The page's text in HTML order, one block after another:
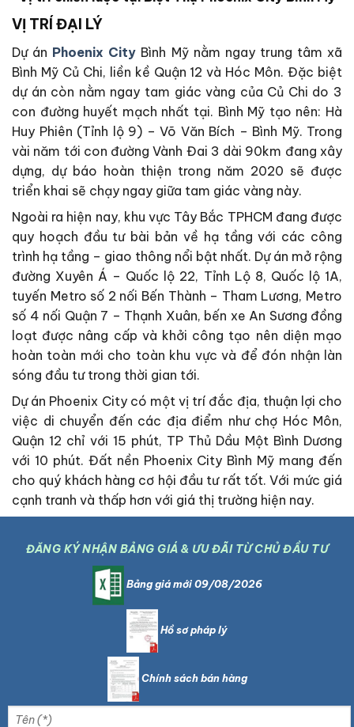
VỊ TRÍ ĐẠI LÝ
Dự án Phoenix City Bình Mỹ nằm ngay trung tâm xã
Bình Mỹ Củ Chi, liền kề Quận 12 và Hóc Môn. Đặc biệt
dự án còn nằm ngay tam giác vàng của Củ Chi do 3
con đường huyết mạch nhất tại. Bình Mỹ tạo nên: Hà
Huy Phiên (Tỉnh lộ 9) – Võ Văn Bích – Bình Mỹ. Trong
vài năm tới con đường Vành Đai 3 dài 90km đang xây
dựng, dự báo hoàn thiện trong năm 2020 sẽ được
triển khai sẽ chạy ngay giữa tam giác vàng này.
Ngoài ra hiện nay, khu vực Tây Bắc TPHCM đang được
quy hoạch đầu tư bài bản về hạ tầng với các công
trình hạ tầng – giao thông nổi bật nhất. Dự án mở rộng
đường Xuyên Á – Quốc lộ 22, Tỉnh Lộ 8, Quốc lộ 1A,
tuyến Metro số 2 nối Bến Thành – Tham Lương, Metro
số 4 nối Quận 7 – Thạnh Xuân, bến xe An Sương đồng
loạt được nâng cấp và khởi công tạo nên diện mạo
hoàn toàn mới cho toàn khu vực và để đón nhận làn
sóng đầu tư trong thời gian tới.
Dự án Phoenix City có một vị trí đắc địa, thuận lợi cho
việc di chuyển đến các địa điểm như chợ Hóc Môn,
Quận 12 chỉ với 15 phút, TP Thủ Dầu Một Bình Dương
với 10 phút. Đất nền Phoenix City Bình Mỹ mang đến
cho quý khách hàng cơ hội đầu tư rất tốt. Với mức giá
cạnh tranh và thấp hơn với giá thị trường hiện nay.
ĐĂNG KÝ NHẬN BẢNG GIÁ & ƯU ĐÃI TỪ CHỦ ĐẦU TƯ
Bảng giá mới 09/08/2026
Hồ sơ pháp lý
Chính sách bán hàng